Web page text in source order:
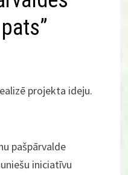
projekta ideju.
pašpārvalde
iniciatīvu